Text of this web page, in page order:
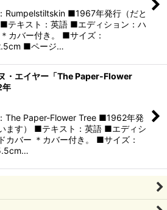
Rumpelstiltskin ■1967年発行（だと
テキスト：英語 ■エディション：ハ
カバー付き。 ■サイズ：
■ページ…
・エイヤー「The Paper-Flower
年
The Paper-Flower Tree ■1962年発
ます） ■テキスト：英語 ■エディシ
カバー ＊カバー付き。 ■サイズ：